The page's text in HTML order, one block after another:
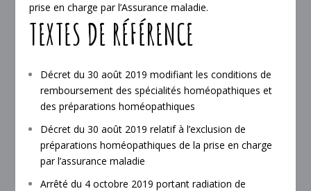
prise en charge par l’Assurance maladie.
TEXTES DE RÉFÉRENCE
Décret du 30 août 2019 modifiant les conditions de
remboursement des spécialités homéopathiques et
des préparations homéopathiques
Décret du 30 août 2019 relatif à l’exclusion de
préparations homéopathiques de la prise en charge
par l’assurance maladie
Arrêté du 4 octobre 2019 portant radiation de